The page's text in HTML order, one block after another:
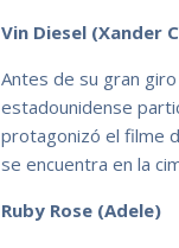
Vin Diesel (Xander
Antes de su gran
estadounidense
protagonizó el filme
se encuentra en la
Ruby Rose (Adele)